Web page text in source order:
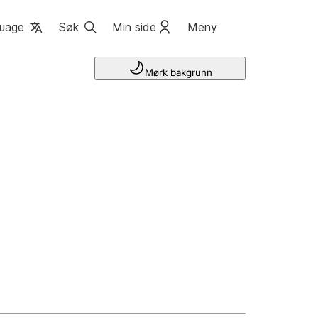
Søk Min side Meny
Mørk bakgrunn